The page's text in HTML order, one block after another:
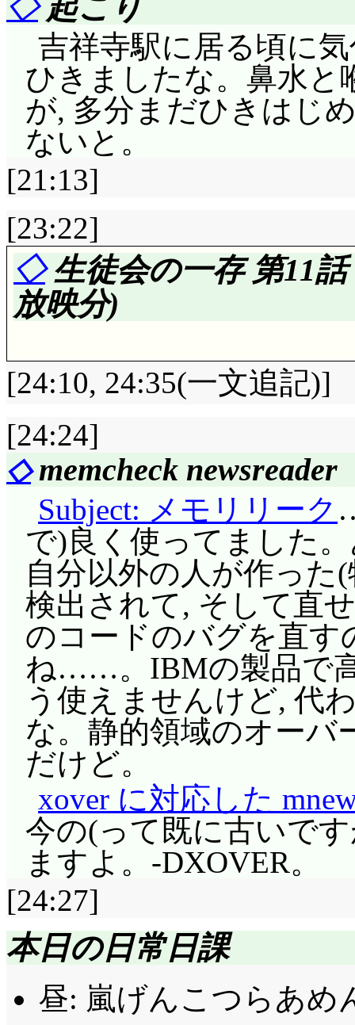
◇起こり
吉祥寺駅に居る頃に
ひきましたな。鼻水と
が, 多分まだひきはじ
ないと。
[21:13]
[23:22]
◇生徒会の一存 第11
放映分)
評価……☆☆☆☆(前回比
一流の男になるため
すた。』酷い(^^;;; ま
れるコミュニティじ
ロゲです」鍵は18歳
冬との出会いだった
ート末との繋がりを
は真冬の公園での出
は現在時制という可
園での出会いの時, 真
たかなあ? 深夏から『
をしている変態が居
ど。
『健康を維持するに
れてはいけないのよ
するためなら命を捨
……というネタが昔あ
ひいた鍵は今回欠席
[24:10, 24:35(一文追記)]
[24:24]
◇memcheck newsreader
Subject: メモリリーク
で)良く使ってました
自分以外の人が作っ
検出されて, そして直
のコードのバグを直
ね……。IBMの製品で
う使えませんけど, 代
な。静的領域のオーバ
だけど。
xover に対応した
今の(って既に古いで
ますよ。-DXOVER。
[24:27]
本日の日常日課
昼: 嵐げんこつらあめ